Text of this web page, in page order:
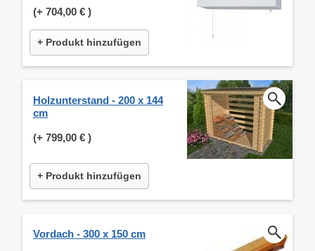
(+ 704,00 € )
+ Produkt hinzufügen
Holzunterstand - 200 x 144
cm
(+ 799,00 € )
+ Produkt hinzufügen
Vordach - 300 x 150 cm